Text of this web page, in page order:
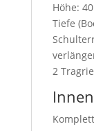
Höhe:
Tiefe
2
Innen